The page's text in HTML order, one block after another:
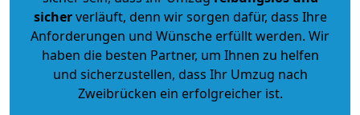
sicherverläuft, denn wir sorgen dafür, dass Ihre
Anforderungen und Wünsche erfüllt werden. Wir
haben die besten Partner, um Ihnen zu helfen
und sicherzustellen, dass Ihr Umzug nach
Zweibrücken ein erfolgreicher ist.